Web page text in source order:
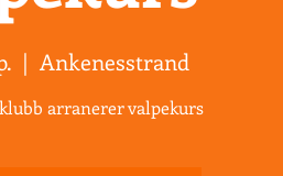
  |
Ankenesstrand
arranerer valpekurs